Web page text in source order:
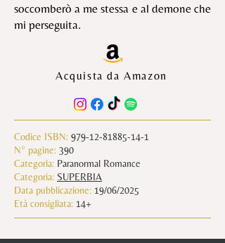
soccomberò a me stessa e al demone che
mi perseguita.
Acquista da Amazon
Codice ISBN: 979-12-81885-14-1
N° pagine: 390
Categoria: Paranormal Romance
Categoria: SUPERBIA
Data pubblicazione: 19/06/2025
Età consigliata: 14+